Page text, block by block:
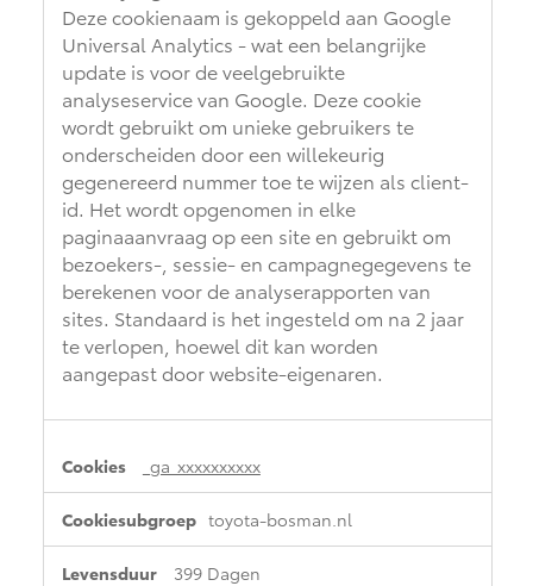
Deze cookienaam is gekoppeld aan Google
Universal Analytics - wat een belangrijke
update is voor de veelgebruikte
analyseservice van Google. Deze cookie
wordt gebruikt om unieke gebruikers te
onderscheiden door een willekeurig
gegenereerd nummer toe te wijzen als client-
id. Het wordt opgenomen in elke
paginaaanvraag op een site en gebruikt om
bezoekers-, sessie- en campagnegegevens te
berekenen voor de analyserapporten van
sites. Standaard is het ingesteld om na 2 jaar
te verlopen, hoewel dit kan worden
aangepast door website-eigenaren.
_ga_xxxxxxxxxx
toyota-bosman.nl
399 Dagen